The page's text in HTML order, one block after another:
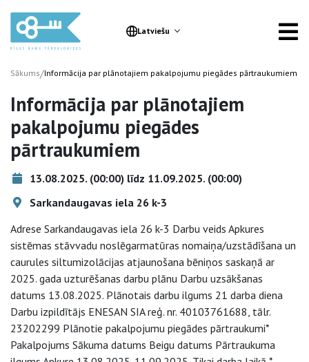
Latviešu
Sākums/Informācija par plānotajiem pakalpojumu piegādes pārtraukumiem
Informācija par plānotajiem
pakalpojumu piegādes
pārtraukumiem
13.08.2025. (00:00) līdz 11.09.2025. (00:00)
Sarkandaugavas iela 26 k-3
Adrese Sarkandaugavas iela 26 k-3 Darbu veids Apkures
sistēmas stāvvadu noslēgarmatūras nomaiņa/uzstādīšana un
caurules siltumizolācijas atjaunošana bēniņos saskaņā ar
2025. gada uzturēšanas darbu plānu Darbu uzsākšanas
datums 13.08.2025. Plānotais darbu ilgums 21 darba diena
Darbu izpildītājs ENESAN SIA reģ. nr. 40103761688, tālr.
23202299 Plānotie pakalpojumu piegādes pārtraukumi*
Pakalpojums Sākuma datums Beigu datums Pārtraukuma